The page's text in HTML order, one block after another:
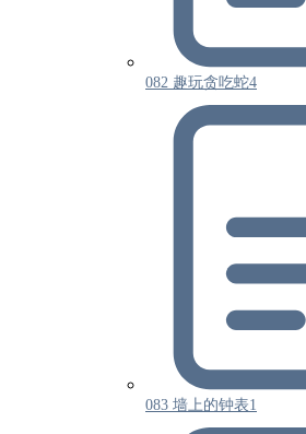
082 趣玩贪吃蛇4
083 墙上的钟表1